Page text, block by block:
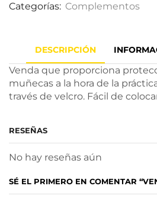
Categorías: Complementos
DESCRIPCIÓN
Venda que proporciona
muñecas a la hora de la
través de velcro. Fácil de
RESEÑAS
No hay reseñas aún
SÉ EL PRIMERO EN COMENTAR